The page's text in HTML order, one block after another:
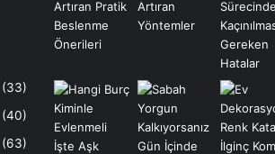
(33)
(40)
(63)